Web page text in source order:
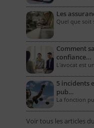
Les
Quel que soit
Comment
confiance…
L'avocat est
5 incidents
pub…
La fonction
Voir tous les articles